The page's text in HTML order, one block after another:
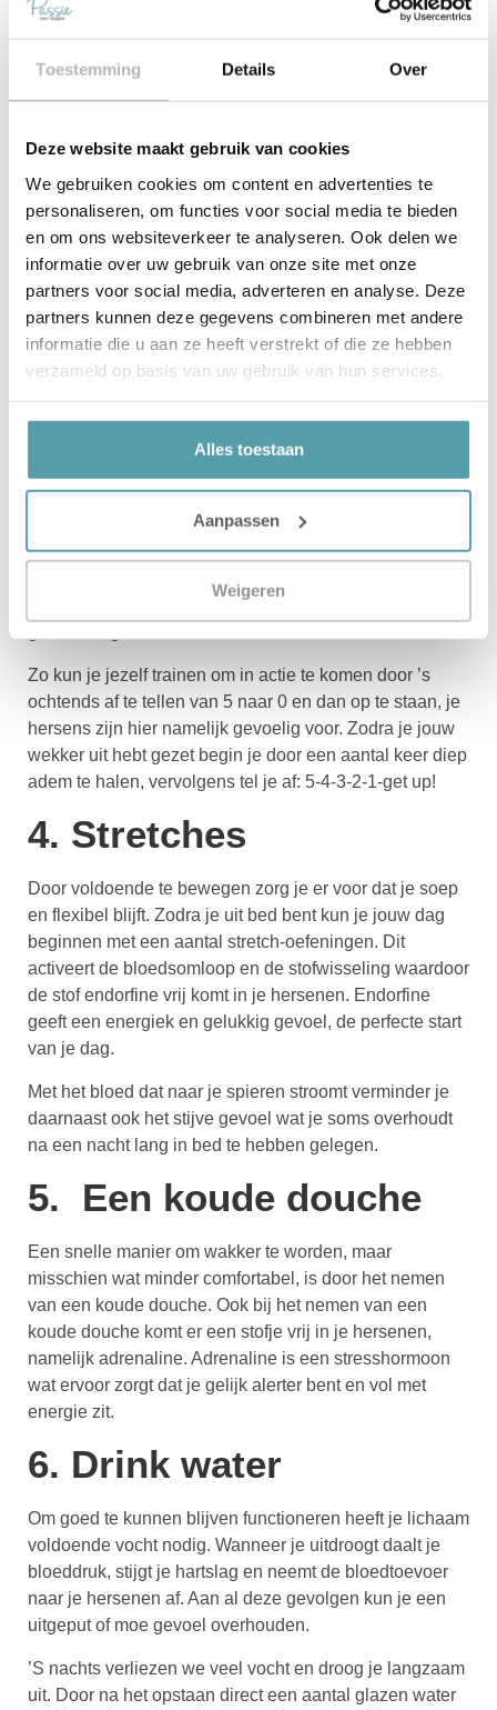
Toestemming Details Over
Deze website maakt gebruik van cookies
We gebruiken cookies om content en advertenties te
personaliseren, om functies voor social media te bieden
en om ons websiteverkeer te analyseren. Ook delen we
informatie over uw gebruik van onze site met onze
partners voor social media, adverteren en analyse. Deze
partners kunnen deze gegevens combineren met andere
informatie die u aan ze heeft verstrekt of die ze hebben
verzameld op basis van uw gebruik van hun services.
Alles toestaan
Aanpassen
Weigeren
hiervoor de tijden van zonsondergang aan te houden.
aan zonlicht. Je hersens krijgen zo het signaal dat het
dag is. Doordat het ’s avonds donkerder wordt, weet je
Zo wordt niet ’s ochtends niet alleen beter wakker, maar
doordat je lichaam meer slaaphormoon aanmaakt val je
’s avonds ook nog makkelijker in slaap.
2. Haal diep adem
Je ademhaling is van grote invloed op je zenuwstelsel.
lichaam zich klaar maakt om in actie te komen en dat
geeft je net de energie die je misschien nodig hebt om
3. Get up!
Voor veel mensen is sluimeren in de ochtend een
gewoonte geworden. Gelukkig kun je jezelf deze
Zo kun je jezelf trainen om in actie te komen door ’s
ochtends af te tellen van 5 naar 0 en dan op te staan, je
hersens zijn hier namelijk gevoelig voor. Zodra je jouw
wekker uit hebt gezet begin je door een aantal keer diep
adem te halen, vervolgens tel je af: 5-4-3-2-1-get up!
4. Stretches
Door voldoende te bewegen zorg je er voor dat je soep
en flexibel blijft. Zodra je uit bed bent kun je jouw dag
beginnen met een aantal stretch-oefeningen. Dit
activeert de bloedsomloop en de stofwisseling waardoor
de stof endorfine vrij komt in je hersenen. Endorfine
geeft een energiek en gelukkig gevoel, de perfecte start
van je dag.
Met het bloed dat naar je spieren stroomt verminder je
daarnaast ook het stijve gevoel wat je soms overhoudt
na een nacht lang in bed te hebben gelegen.
5. Een koude douche
Een snelle manier om wakker te worden, maar
misschien wat minder comfortabel, is door het nemen
van een koude douche. Ook bij het nemen van een
koude douche komt er een stofje vrij in je hersenen,
namelijk adrenaline. Adrenaline is een stresshormoon
wat ervoor zorgt dat je gelijk alerter bent en vol met
energie zit.
6. Drink water
Om goed te kunnen blijven functioneren heeft je lichaam
voldoende vocht nodig. Wanneer je uitdroogt daalt je
bloeddruk, stijgt je hartslag en neemt de bloedtoevoer
naar je hersenen af. Aan al deze gevolgen kun je een
uitgeput of moe gevoel overhouden.
’S nachts verliezen we veel vocht en droog je langzaam
uit. Door na het opstaan direct een aantal glazen water